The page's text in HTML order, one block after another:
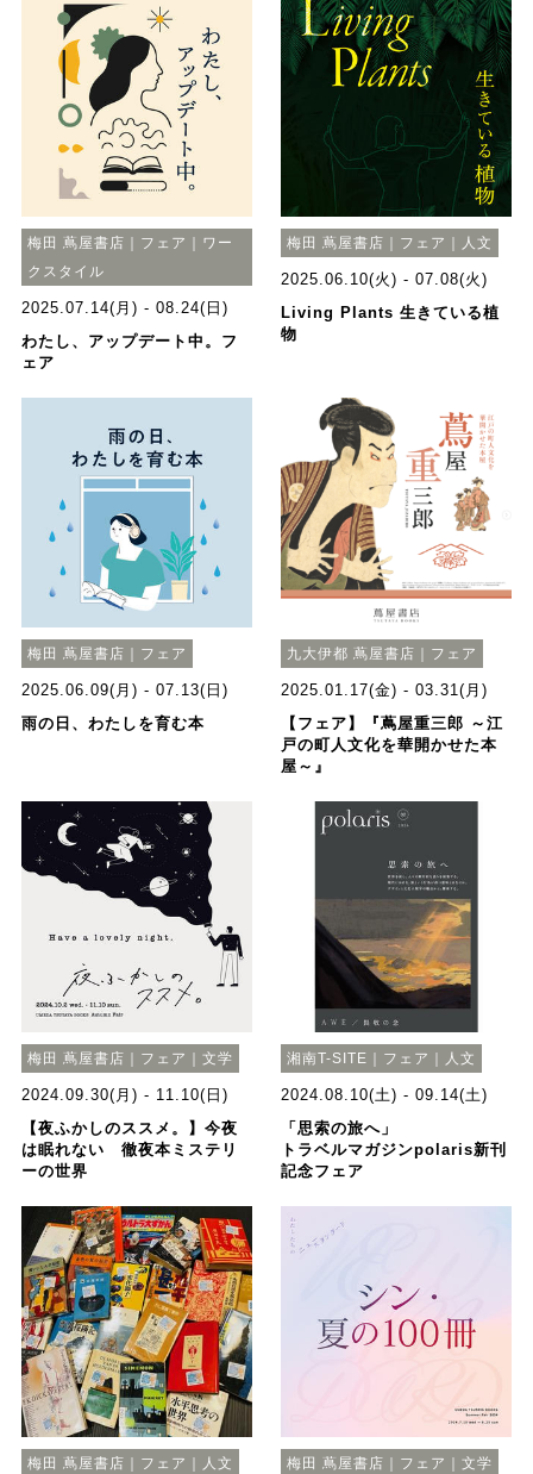
梅田 蔦屋書店｜フェア｜ワー
クスタイル
2025.07.14(月) - 08.24(日)
わたし、アップデート中。フ
ェア
梅田 蔦屋書店｜フェア｜人文
2025.06.10(火) - 07.08(火)
Living Plants 生きている植
物
梅田 蔦屋書店｜フェア
2025.06.09(月) - 07.13(日)
雨の日、わたしを育む本
九大伊都 蔦屋書店｜フェア
2025.01.17(金) - 03.31(月)
【フェア】『蔦屋重三郎 ～江
戸の町人文化を華開かせた本
屋～』
梅田 蔦屋書店｜フェア｜文学
2024.09.30(月) - 11.10(日)
【夜ふかしのススメ。】今夜
は眠れない 徹夜本ミステリ
ーの世界
湘南T-SITE｜フェア｜人文
2024.08.10(土) - 09.14(土)
「思索の旅へ」
トラベルマガジンpolaris新刊
記念フェア
梅田 蔦屋書店｜フェア｜人文 梅田 蔦屋書店｜フェア｜文学